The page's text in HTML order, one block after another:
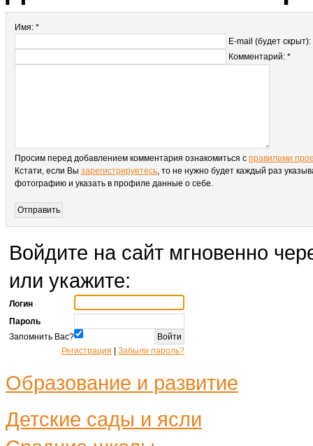
Имя: *
E-mail (будет скрыт):
Комментарий: *
Просим перед добавлением комментария ознакомиться с правилами
Кстати, если Вы зарегистрируетесь, то не нужно будет каждый раз
фотографию и указать в профиле данные о себе.
Войдите на сайт мгновенно
или укажите:
Логин
Пароль
Запомнить Вас?
Регистрация
Забыли пароль?
Образование и развитие
Детские сады и ясли